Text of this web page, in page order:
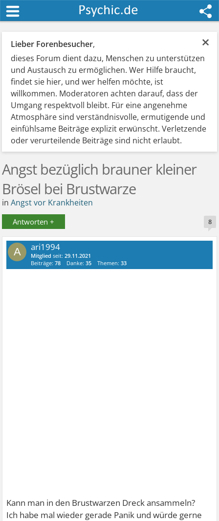
×
Lieber Forenbesucher,
dieses Forum dient dazu, Menschen zu unterstützen
und Austausch zu ermöglichen. Wer Hilfe braucht,
findet sie hier, und wer helfen möchte, ist
willkommen. Moderatoren achten darauf, dass der
Umgang respektvoll bleibt. Für eine angenehme
Atmosphäre sind verständnisvolle, ermutigende und
einfühlsame Beiträge explizit erwünscht. Verletzende
oder verurteilende Beiträge sind nicht erlaubt.
Angst bezüglich brauner kleiner
Brösel bei Brustwarze
inAngst vor Krankheiten
Antworten + 8
A ari1994
Mitglied seit:29.11.2021
Beiträge:78 Danke:35 Themen:33
Kann man in den Brustwarzen Dreck ansammeln?
Ich habe mal wieder gerade Panik und würde gerne